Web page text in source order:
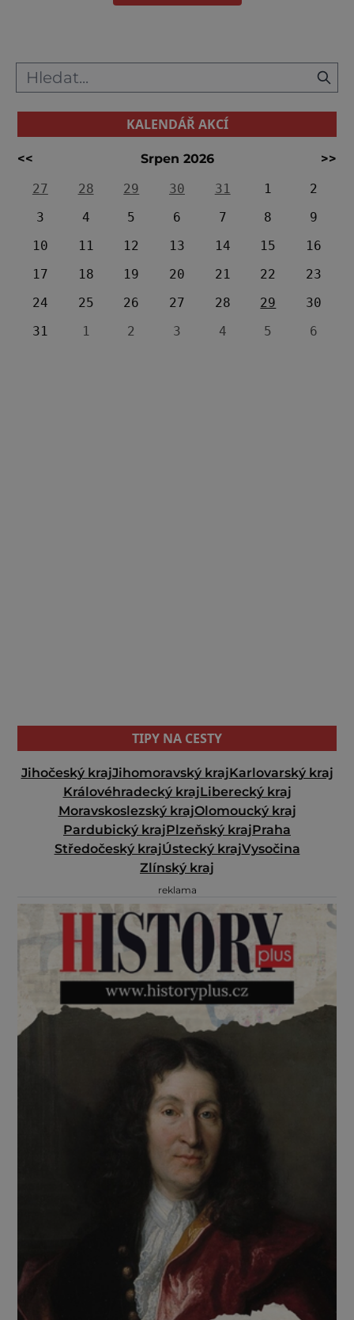
KALENDÁŘ AKCÍ
<< Srpen 2026
>>
27
28 29 30 31 1
2
3
4 5 6 7 8
9
10
11 12 13 14 15
16
17
18 19 20 21 22
23
24
25 26 27 28 29
30
31
1 2 3 4 5 6
TIPY NA CESTY
Jihočeský krajJihomoravský krajKarlovarský kraj
Královéhradecký krajLiberecký kraj
Moravskoslezský krajOlomoucký kraj
Pardubický krajPlzeňský krajPraha
Středočeský krajÚstecký krajVysočina
Zlínský kraj
reklama